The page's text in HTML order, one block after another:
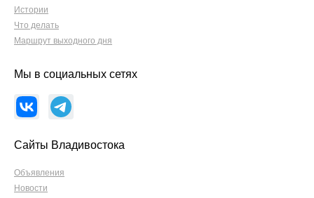
Истории
Что делать
Маршрут выходного дня
Мы в социальных сетях
Сайты Владивостока
Объявления
Новости